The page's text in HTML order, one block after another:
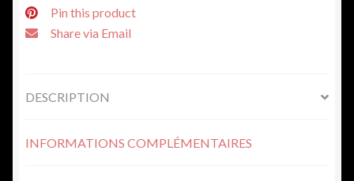
Pin this product
Share via Email
DESCRIPTION
INFORMATIONS COMPLÉMENTAIRES